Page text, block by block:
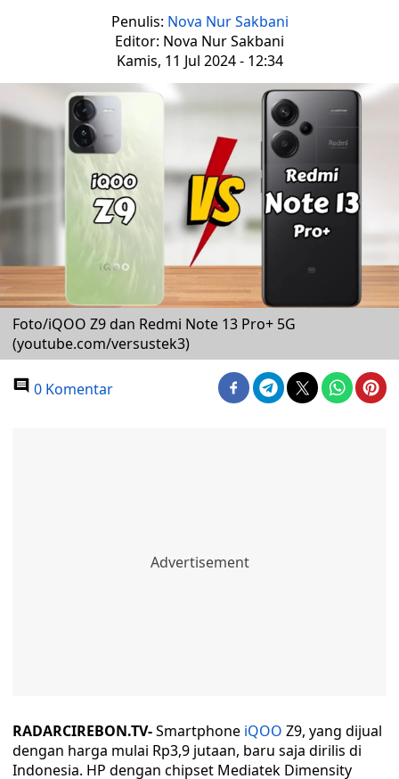
Penulis: Nova Nur Sakbani
Editor: Nova Nur Sakbani
Kamis, 11 Jul 2024 - 12:34
Foto/iQOO Z9 dan Redmi Note 13 Pro+ 5G
(youtube.com/versustek3)
0 Komentar
RADARCIREBON.TV-Smartphone iQOO Z9, yang dijual
dengan harga mulai Rp3,9 jutaan, baru saja dirilis di
Indonesia. HP dengan chipset Mediatek Dimensity